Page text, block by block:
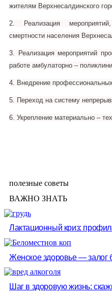
жителям Верхнесалдинского
2.​ Реализация
смертности населения
3.​ Реализация мероприятий
работе амбулаторно –
4.​ Внедрение профессиональных
5.​ Переход на систему
6.​ Укрепление материально –
полезные советы
ВАЖНО ЗНАТЬ
Лактационный криз:
Женское здоровье — залог
Шаг в здоровую жизнь: